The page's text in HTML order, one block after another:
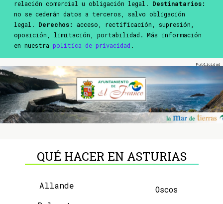
relación comercial u obligación legal. Destinatarios:
no se cederán datos a terceros, salvo obligación
legal. Derechos:
acceso, rectificación, supresión,
oposición, limitación, portabilidad. Más información
en nuestra política de privacidad .
QUÉ HACER EN ASTURIAS
Allande
Oscos